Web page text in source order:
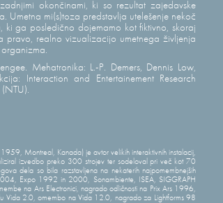
okončinami, ki so rezultat zajedavske
Umetna mi(s)toza predstavlja utelešenje nekoč
ki ga posledično dojemamo kot fiktivno, skoraj
pravo, realno vizualizacijo umetnega življenja
Mehatronika: L.-P. Demers, Dennis Low,
Interaction and Entertainement Research
1959, Montreal, Kanada) je avtor velikih interaktivnih instalacij,
izvedbo preko 300 strojev ter sodeloval pri več kot 70
dela so bila razstavljena na nekaterih najpomembnejših
Expo 1992 in 2000, Sonambiente, ISEA, SIGGRAPH
na Ars Electronici, nagrado odličnosti na Prix Ars 1996,
Vida 2.0, omembo na Vida 12.0, nagrado za Lightforms 98